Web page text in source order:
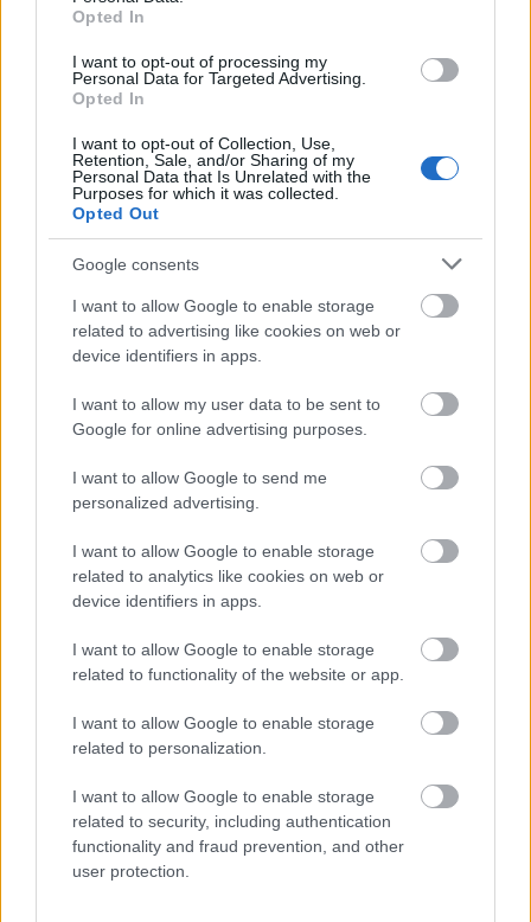
Opted In
I want to opt-out of processing my
Personal Data for Targeted Advertising.
Opted In
I want to opt-out of Collection, Use,
Retention, Sale, and/or Sharing of my
Personal Data that Is Unrelated with the
Purposes for which it was collected.
Opted Out
Google consents
I want to allow Google to enable storage
related to advertising like cookies on web or
device identifiers in apps.
I want to allow my user data to be sent to
Google for online advertising purposes.
I want to allow Google to send me
personalized advertising.
I want to allow Google to enable storage
related to analytics like cookies on web or
device identifiers in apps.
I want to allow Google to enable storage
related to functionality of the website or app.
I want to allow Google to enable storage
related to personalization.
I want to allow Google to enable storage
related to security, including authentication
functionality and fraud prevention, and other
user protection.
Το πακέτο περιλαμβάνει κύρια αεροδυναμικά
στοιχεία και εξαρτήματα πλαισίου, όπως
ρυθμιζόμενο εμπρός splitter, aero flicks,
swan-neck με ειδική λειτουργία Race Mode,
καθώς και coilover ανάρτηση με σύστημα
αμορτισέρ τεχνολογίας μηχανοκίνητου
αθλητισμού, η οποία για πρώτη φορά φέρει
αυτών των εξαρτημάτων προσφέρει μεγαλύτερη
ακρίβεια, σταθερότητα και απόδοση στο όριο,
χαρακτήρα και τις δυνατότητες της BMW M2
στην πίστα.